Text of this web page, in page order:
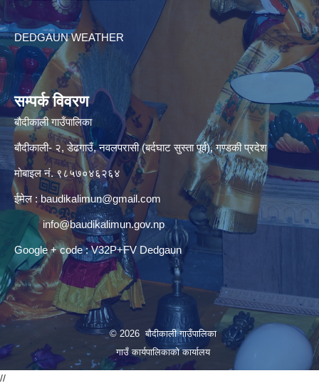
DEDGAUN WEATHER
सम्पर्क विवरण
बौदीकाली गाउँपालिका
बौदीकाली- २, डेढगाउँ, नवलपरासी (बर्दघाट सुस्ता पूर्व), गण्डकी प्रदेश
मोबाइल नं. ९८५७०४६२६४
ईमेल : baudikalimun@gmail.com
info@baudikalimun.gov.np
Google + code : V32P+FV Dedgaun
© 2026 बौदीकाली गाउँपालिका
गाउँ कार्यपालिकाको कार्यालय
//